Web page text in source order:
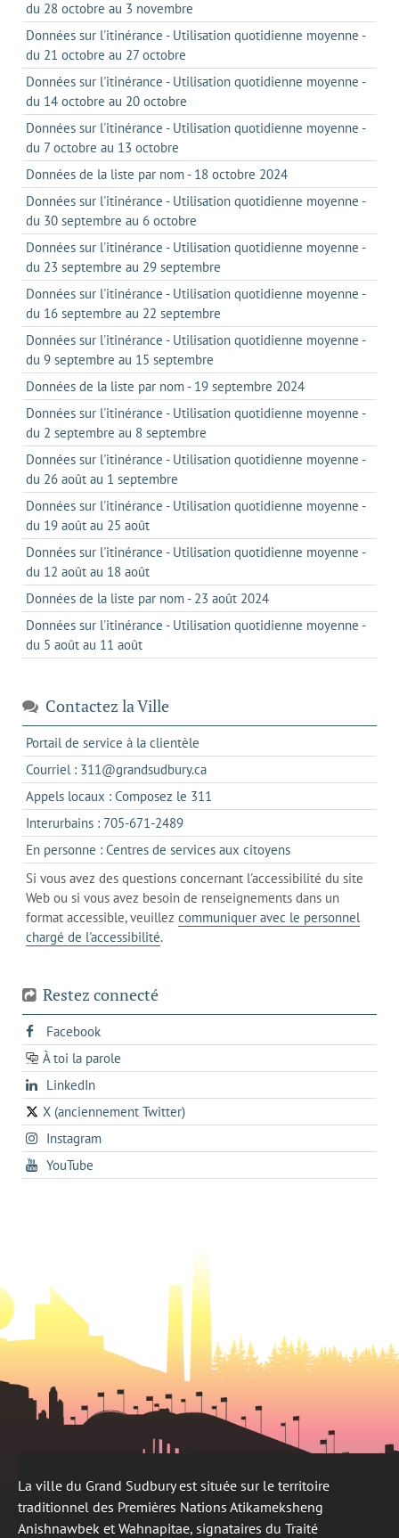
du 28 octobre au 3 novembre
Données sur l'itinérance - Utilisation quotidienne moyenne -
du 21 octobre au 27 octobre
Données sur l'itinérance - Utilisation quotidienne moyenne -
du 14 octobre au 20 octobre
Données sur l'itinérance - Utilisation quotidienne moyenne -
du 7 octobre au 13 octobre
Données de la liste par nom - 18 octobre 2024
Données sur l'itinérance - Utilisation quotidienne moyenne -
du 30 septembre au 6 octobre
Données sur l'itinérance - Utilisation quotidienne moyenne -
du 23 septembre au 29 septembre
Données sur l'itinérance - Utilisation quotidienne moyenne -
du 16 septembre au 22 septembre
Données sur l'itinérance - Utilisation quotidienne moyenne -
du 9 septembre au 15 septembre
Données de la liste par nom - 19 septembre 2024
Données sur l'itinérance - Utilisation quotidienne moyenne -
du 2 septembre au 8 septembre
Données sur l'itinérance - Utilisation quotidienne moyenne -
du 26 août au 1 septembre
Données sur l'itinérance - Utilisation quotidienne moyenne -
du 19 août au 25 août
Données sur l'itinérance - Utilisation quotidienne moyenne -
du 12 août au 18 août
Données de la liste par nom - 23 août 2024
Données sur l'itinérance - Utilisation quotidienne moyenne -
du 5 août au 11 août
Contactez la Ville
Portail de service à la clientèle
dans
un
nouvel
Courriel : 311@grandsudbury.cas'ouvre
dans
votre
de
messagerie
Appels locaux : Composez le 311
dans
un
client
de
votre
téléphone
Interurbains : 705-671-2489s'ouvre
dans
un
client
de
votre
En personne : Centres de services aux citoyenss'ouvre
dans
l'onglet
actuel
Si vous avez des questions concernant l'accessibilité du site
Web ou si vous avez besoin de renseignements dans un
format accessible, veuillez communiquer avec le personnel
chargé de l'accessibilité.
Restez connecté
Facebooks'ouvre
dans
un
onglet
À toi la parole
opens
in
a
new
tab
LinkedInopens
in
a
new
X (anciennement Twitter)
s'ouvre
dans
un
nouvel
Instagrams'ouvre
dans
un
YouTube
dans
La ville du Grand Sudbury est située sur le territoire
traditionnel des Premières Nations Atikameksheng
Anishnawbek et Wahnapitae, signataires du Traité